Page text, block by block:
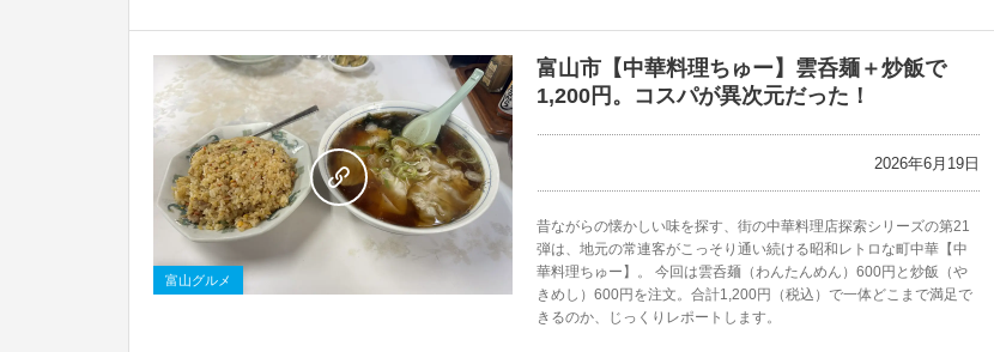
富山グルメ
0
富山市【中華料理ちゅー】雲呑麺＋炒飯で
1,200円。コスパが異次元だった！
2026年6月19日
昔ながらの懐かしい味を探す、街の中華料理店探索シリーズの第21
弾は、地元の常連客がこっそり通い続ける昭和レトロな町中華【中
華料理ちゅー】。 今回は雲呑麺（わんたんめん）600円と炒飯（や
きめし）600円を注文。合計1,200円（税込）で一体どこまで満足で
きるのか、じっくりレポートします。